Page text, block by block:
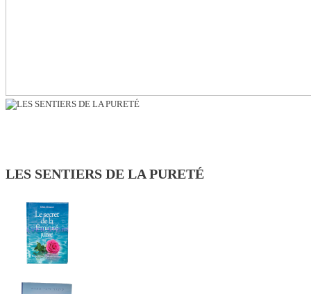
LES SENTIERS DE LA PURETÉ